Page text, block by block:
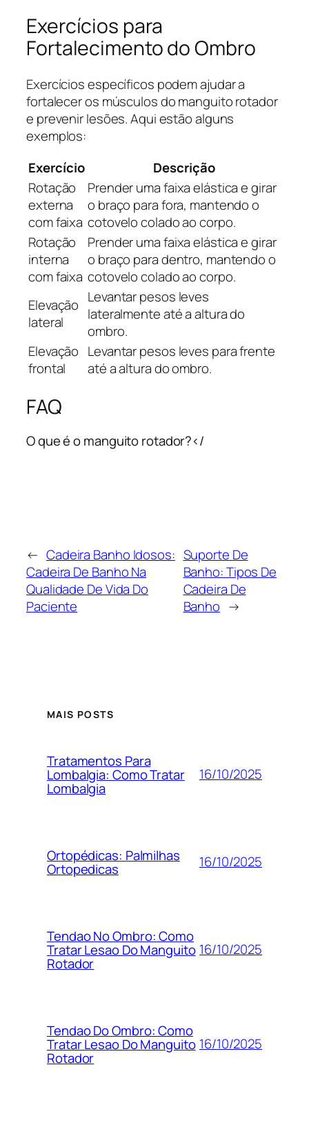
Exercícios para
Fortalecimento do Ombro
Exercícios específicos podem ajudar a
fortalecer os músculos do manguito rotador
e prevenir lesões. Aqui estão alguns
exemplos:
Exercício
Descrição
Rotação
externa
com faixa
Prender uma faixa elástica e girar
o braço para fora, mantendo o
cotovelo colado ao corpo.
Rotação
interna
com faixa
Prender uma faixa elástica e girar
o braço para dentro, mantendo o
cotovelo colado ao corpo.
Elevação
lateral
Levantar pesos leves
lateralmente até a altura do
ombro.
Elevação
frontal
Levantar pesos leves para frente
até a altura do ombro.
FAQ
O que é o manguito rotador?</
← Cadeira Banho Idosos:
Cadeira De Banho Na
Qualidade De Vida Do
Paciente
Suporte De
Banho: Tipos De
Cadeira De
Banho →
MAIS POSTS
Tratamentos Para
Lombalgia: Como Tratar
Lombalgia
16/10/2025
Ortopédicas: Palmilhas
Ortopedicas 16/10/2025
Tendao No Ombro: Como
Tratar Lesao Do Manguito
Rotador
16/10/2025
Tendao Do Ombro: Como
Tratar Lesao Do Manguito
Rotador
16/10/2025